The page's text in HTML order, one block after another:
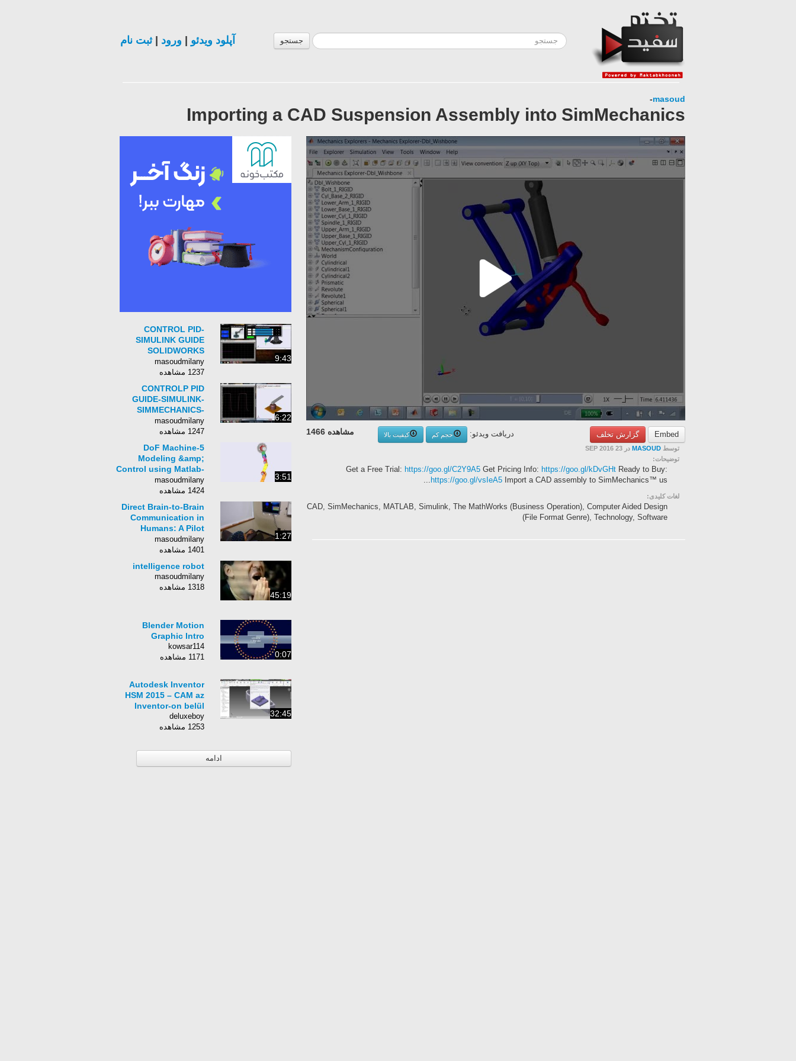
جستجو آپلود ویدئو ورود |ثبت نام
masoud
-
Importing a CAD Suspension Assembly into SimMechanics
Embed گزارش تخلف مشاهده 1466 دریافت ویدئو: حجم کم
کیفیت بالا
توسط MASOUD در 23 SEP 2016
توضیحات:
Get a Free Trial: https://goo.gl/C2Y9A5 Get Pricing Info: https://goo.gl/kDvGHt Ready to Buy:
https://goo.gl/vsIeA5 Import a CAD assembly to SimMechanics™ us...
لغات کلیدی:
CAD, SimMechanics, MATLAB, Simulink, The MathWorks (Business Operation), Computer Aided Design
(File Format Genre), Technology, Software
9:43
CONTROL PID-
SIMULINK GUIDE
SOLIDWORKS
SIMMECHANICS
masoudmilany
1237 مشاهده
6:22
CONTROLP PID
GUIDE-SIMULINK-
SIMMECHANICS-
SOLIDWORKS
masoudmilany
1247 مشاهده
3:51
5-DoF Machine
Modeling &amp;
Control using Matlab-
Simulink,
SimMechanics and
masoudmilany
1424 مشاهده
1:27
Direct Brain-to-Brain
Communication in
Humans: A Pilot
Study
masoudmilany
1401 مشاهده
45:19
intelligence robot
masoudmilany
1318 مشاهده
0:07
Blender Motion
Graphic Intro
kowsar114
1171 مشاهده
32:45
Autodesk Inventor
HSM 2015 – CAM az
Inventor-on belül
deluxeboy
1253 مشاهده
ادامه